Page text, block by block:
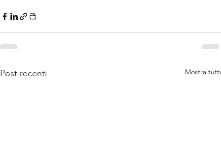
Post recenti Mostra tutti